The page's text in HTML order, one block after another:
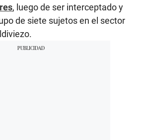
, luego de ser interceptado y
de siete sujetos en el sector